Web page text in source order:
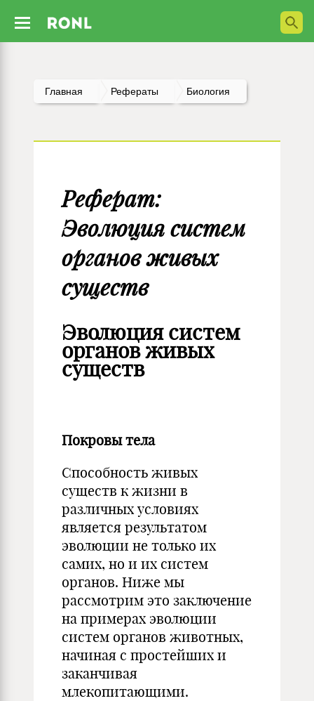
Главная Рефераты Биология
Реферат:
Эволюция систем
органов живых
существ
Эволюция систем
органов живых
существ
Покровы тела
Способность живых
существ к жизни в
различных условиях
является результатом
эволюции не только их
самих, но и их систем
органов. Ниже мы
рассмотрим это заключение
на примерах эволюции
систем органов животных,
начиная с простейших и
заканчивая
млекопитающими.